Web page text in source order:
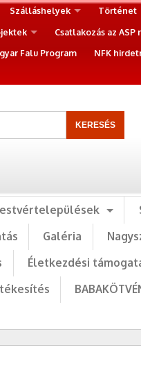
Szálláshelyek Történet
Csatlakozás az ASP
Falu Program NFK
Galéria
Életkezdési